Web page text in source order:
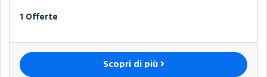
1 Offerte
Scopri di più